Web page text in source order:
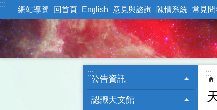
跳到主要內容區塊
:::
網站導覽 回首頁 English 意見與諮詢 陳情系統 常見問
:::
公告資訊
認識天文館
:::